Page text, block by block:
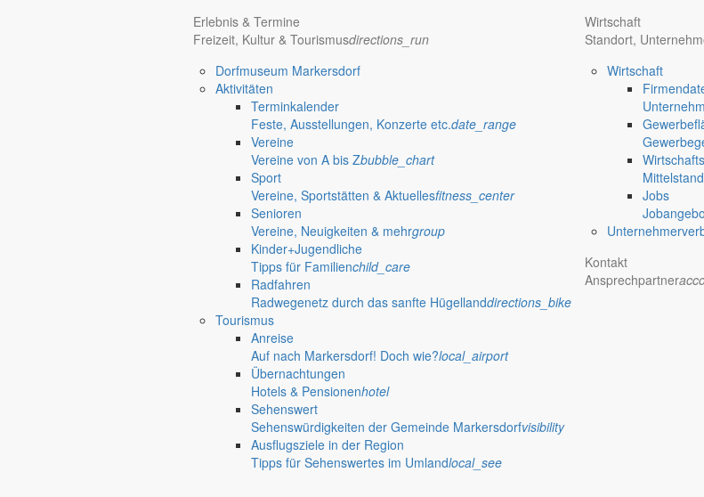
Erlebnis & Termine
Freizeit, Kultur & Tourismusdirections_run
Dorfmuseum Markersdorf
Aktivitäten
Terminkalender
Feste, Ausstellungen, Konzerte etc.date_range
Vereine
Vereine von A bis Zbubble_chart
Sport
Vereine, Sportstätten & Aktuellesfitness_center
Senioren
Vereine, Neuigkeiten & mehrgroup
Kinder+Jugendliche
Tipps für Familienchild_care
Radfahren
Radwegenetz durch das sanfte Hügellanddirections_bike
Tourismus
Anreise
Auf nach Markersdorf! Doch wie?local_airport
Übernachtungen
Hotels & Pensionenhotel
Sehenswert
Sehenswürdigkeiten der Gemeinde Markersdorfvisibility
Ausflugsziele in der Region
Tipps für Sehenswertes im Umlandlocal_see
Wirtschaft
Standort,
Wirtschaft
Jobs
Kontakt
Ansprechpartner
Jauernick-Buschbach